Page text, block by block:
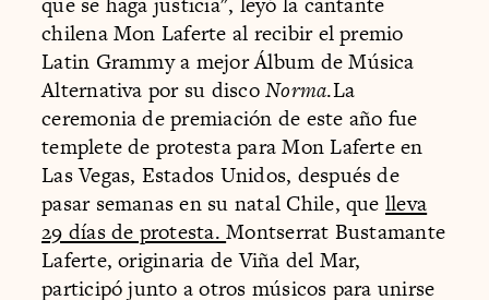
chilena Mon Laferte al recibir el premio
Latin Grammy a mejor Álbum de Música
Alternativa por su discoNorma.La
ceremonia de premiación de este año fue
templete de protesta para Mon Laferte en
Las Vegas, Estados Unidos, después de
pasar semanas en su natal Chile, que lleva
29 días de protesta.Montserrat Bustamante
Laferte, originaria de Viña del Mar,
participó junto a otros músicos para unirse